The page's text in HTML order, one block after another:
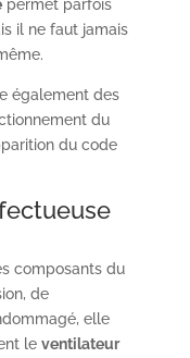
permet parfois
il ne faut jamais
également des
du
du code
composants du
de
elle
le ventilateur